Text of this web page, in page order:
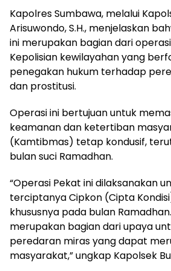
Kapolres Sumbawa, melalui
Arisuwondo, S.H., menjelaskan
ini merupakan bagian dari
Kepolisian kewilayahan yang
penegakan hukum terhadap
dan prostitusi.
Operasi ini bertujuan untuk
keamanan dan ketertiban
(Kamtibmas) tetap kondusif,
bulan suci Ramadhan.
“Operasi Pekat ini dilaksanakan
terciptanya Cipkon (Cipta
khususnya pada bulan
merupakan bagian dari upaya
peredaran miras yang dapat
masyarakat,” ungkap Kapolsek